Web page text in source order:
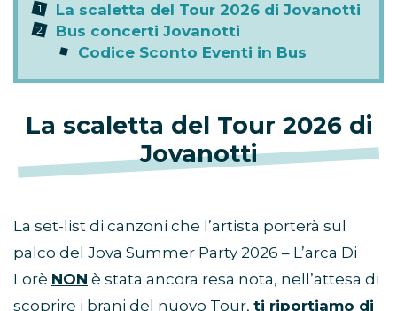
La scaletta del Tour 2026 di Jovanotti
Bus concerti Jovanotti
Codice Sconto Eventi in Bus
La scaletta del Tour 2026 di
Jovanotti
La set-list di canzoni che l’artista porterà sul
palco del Jova Summer Party 2026 – L’arca Di
Lorè NON è stata ancora resa nota, nell’attesa di
scoprire i brani del nuovo Tour, ti riportiamo di